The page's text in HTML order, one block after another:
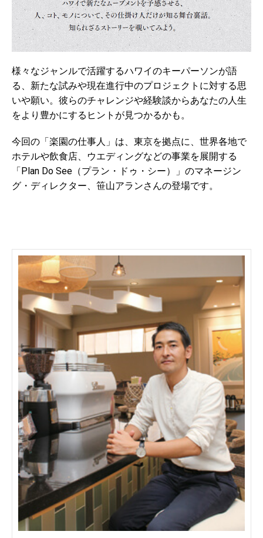
様々なジャンルで活躍するハワイのキーパーソンが語
る、新たな試みや現在進行中のプロジェクトに対する思
いや願い。彼らのチャレンジや経験談からあなたの人生
をより豊かにするヒントが見つかるかも。
今回の「楽園の仕事人」は、東京を拠点に、世界各地で
ホテルや飲食店、ウエディングなどの事業を展開する
「Plan Do See（プラン・ドゥ・シー）」のマネージン
グ・ディレクター、笹山アランさんの登場です。